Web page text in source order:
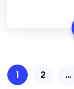
1 2 …